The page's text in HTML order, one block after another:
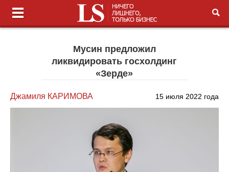
Мусин предложил
ликвидировать госхолдинг
«Зерде»
Джамиля КАРИМОВА 15 июля 2022 года